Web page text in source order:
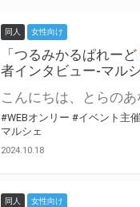
同人 女性向け
「つるみかるぱれーど
者インタビュー-マル
#WEBオンリー #イベント主
マルシェ
2024.10.18
同人 女性向け